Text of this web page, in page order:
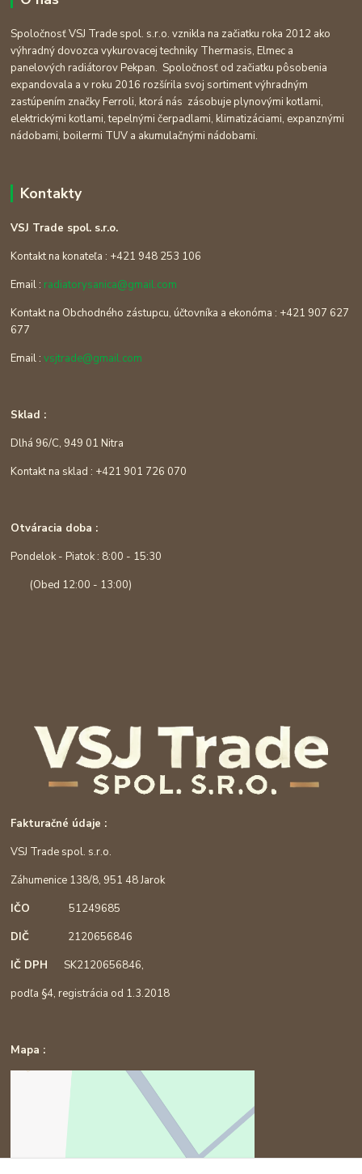
Spoločnosť VSJ Trade spol. s.r.o. vznikla na začiatku roka 2012 ako
výhradný dovozca vykurovacej techniky Thermasis, Elmec a
panelových radiátorov Pekpan. Spoločnosť od začiatku pôsobenia
expandovala a v roku 2016 rozšírila svoj sortiment výhradným
zastúpením značky Ferroli, ktorá nás zásobuje plynovými kotlami,
elektrickými kotlami, tepelnými čerpadlami, klimatizáciami, expanznými
nádobami, boilermi TUV a akumulačnými nádobami.
Kontakty
VSJ Trade spol. s.r.o.
Kontakt na konateľa : +421 948 253 106
Email : radiatorysanica@gmail.com
Kontakt na Obchodného zástupcu, účtovníka a ekonóma : +421 907 627
677
Email :vsjtrade@gmail.com
Sklad :
Dlhá 96/C, 949 01 Nitra
Kontakt na sklad : +421 901 726 070
Otváracia doba :
Pondelok - Piatok : 8:00 - 15:30
(Obed 12:00 - 13:00)
Fakturačné údaje :
VSJ Trade spol. s.r.o.
Záhumenice 138/8, 951 48 Jarok
IČO51249685
DIČ 2120656846
IČ DPHSK2120656846,
podľa §4, registrácia od 1.3.2018
Mapa :